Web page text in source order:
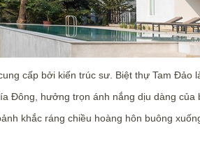
cấp bởi kiến trúc sư. Biệt thự Tam
Đông, hưởng trọn ánh nắng dịu dàng
khắc ráng chiều hoàng hôn buông